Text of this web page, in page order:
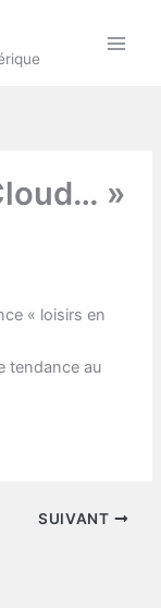
»
« loisirs en
tendance au
SUIVANT